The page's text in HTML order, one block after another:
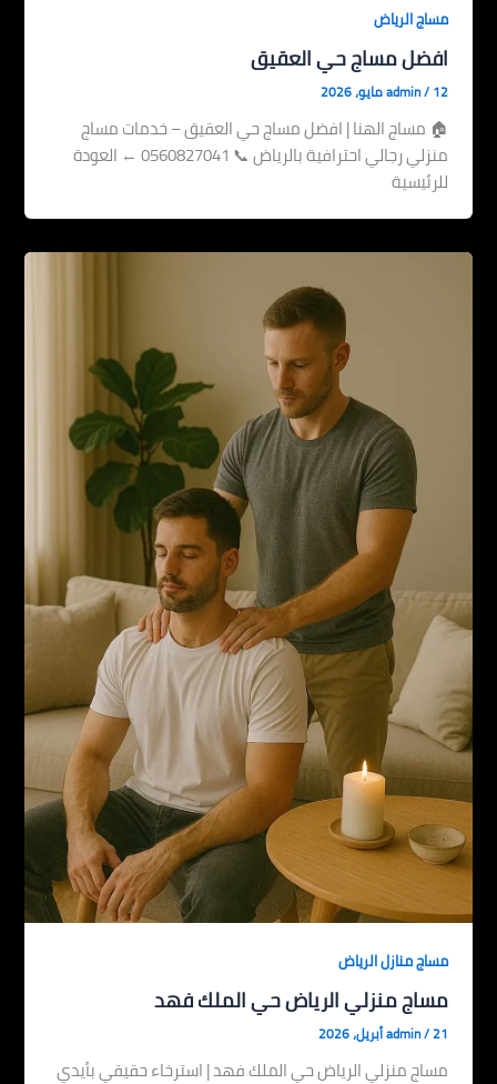
مساج الرياض
افضل مساج حي العقيق
admin/12 مايو، 2026
🏠 مساج الهنا | افضل مساج حي العقيق – خدمات مساج
منزلي رجالي احترافية بالرياض 📞 0560827041 ← العودة
للرئيسية
مساج منازل الرياض
مساج منزلي الرياض حي الملك فهد
admin/21 أبريل، 2026
مساج منزلي الرياض حي الملك فهد | استرخاء حقيقي بأيدي